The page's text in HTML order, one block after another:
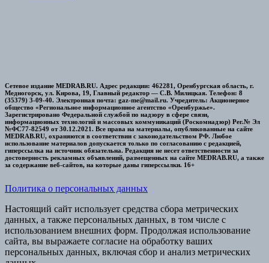
Сетевое издание MEDRAB.RU. Адрес редакции: 462281, Оренбургская область, г.
Медногорск, ул. Кирова, 19, Главный редактор — С.В. Милицкая. Телефон: 8
(35379) 3-09-40. Электронная почта: gaz-me@mail.ru. Учредитель: Акционерное
общество «Региональное информационное агентство «Оренбуржье».
Зарегистрировано Федеральной службой по надзору в сфере связи,
информационных технологий и массовых коммуникаций (Роскомнадзор) Рег.№ Эл
№ФС77-82549 от 30.12.2021. Все права на материалы, опубликованные на сайте
MEDRAB.RU, охраняются в соответствии с законодательством РФ. Любое
использование материалов допускается только по согласованию с редакцией,
гиперссылка на источник обязательна. Редакция не несет ответственности за
достоверность рекламных объявлений, размещенных на сайте MEDRAB.RU, а также
за содержание веб-сайтов, на которые даны гиперссылки. 16+
Политика о персональных данных
Настоящий сайт использует средства сбора метрических
данных, а также персональных данных, в том числе с
использованием внешних форм. Продолжая использование
сайта, вы выражаете согласие на обработку ваших
персональных данных, включая сбор и анализ метрических